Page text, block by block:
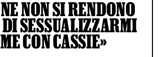
NON SI RENDONO
SESSUALIZZARMI
CON CASSIE»